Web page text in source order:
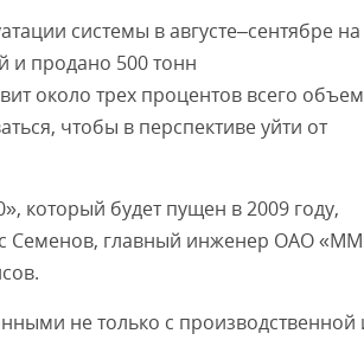
системы в августе–сентябре на
и продано 500 тонн
около трех процентов всего
чтобы в перспективе уйти от
который будет пущен в 2009 году,
Семенов, главный инженер ОАО
не только с производственной